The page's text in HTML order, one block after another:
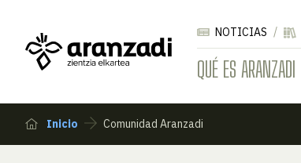
QUÉ ES ARANZADI
NOTICIAS
Inicio Comunidad Aranzadi